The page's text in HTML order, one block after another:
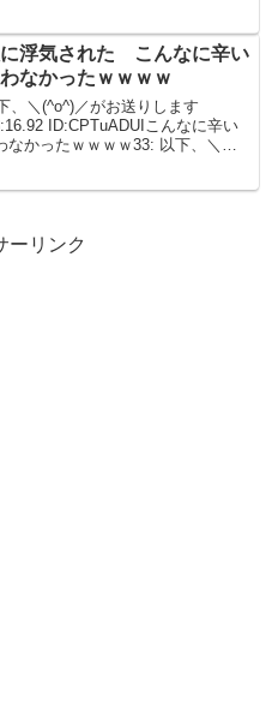
浮気された こんなに辛い
なかったｗｗｗｗ
、＼(^o^)／がお送りします
ID:CPTuADUIこんなに辛い
なかったｗｗｗｗ33: 以下、＼
ーリンク